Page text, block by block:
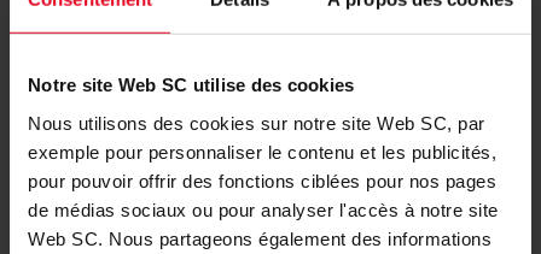
Notre site Web SC utilise des cookies
Nous utilisons des cookies sur notre site Web SC, par
exemple pour personnaliser le contenu et les publicités,
pour pouvoir offrir des fonctions ciblées pour nos pages
de médias sociaux ou pour analyser l'accès à notre site
Web SC. Nous partageons également des informations
DOUBLE VICTOIRE EN AMICAL CONTRE
UN TEST CE SAMEDI FACE À
STRASBOURG